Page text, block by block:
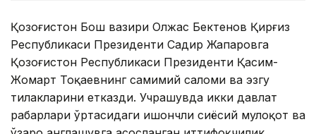
Қозоғистон Бош вазири Олжас Бектенов Қирғиз
Республикаси Президенти Садир Жапаровга
Қозоғистон Республикаси Президенти Қасим-
Жомарт Тоқаевнинг самимий саломи ва эзгу
тилакларини етказди. Учрашувда икки давлат
раҳбарлари ўртасидаги ишончли сиёсий мулоқот ва